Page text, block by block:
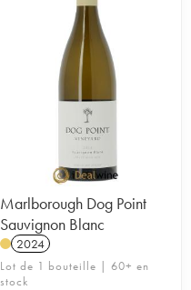
Marlborough Dog Point
Sauvignon Blanc
2024
Lot de 1 bouteille | 60+ en
stock